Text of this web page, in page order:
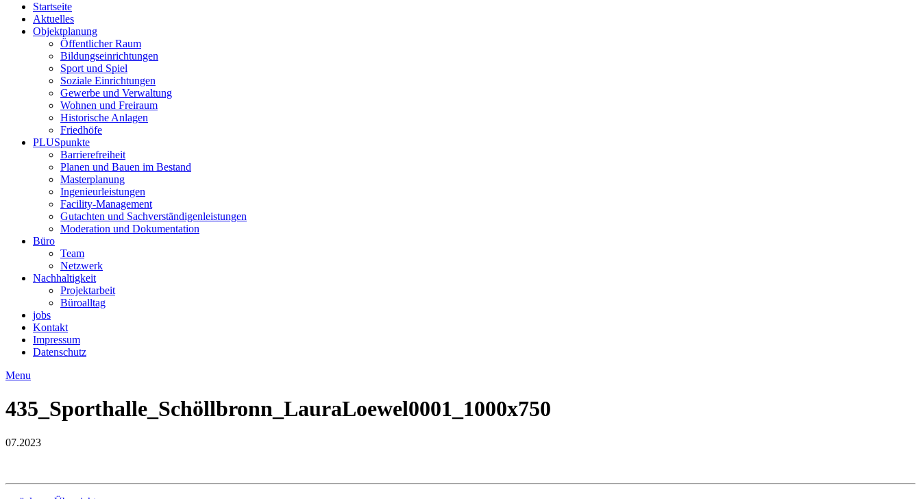
Startseite
Aktuelles
Objektplanung
Öffentlicher Raum
Bildungseinrichtungen
Sport und Spiel
Soziale Einrichtungen
Gewerbe und Verwaltung
Wohnen und Freiraum
Historische Anlagen
Friedhöfe
PLUSpunkte
Barrierefreiheit
Planen und Bauen im Bestand
Masterplanung
Ingenieurleistungen
Facility-Management
Gutachten und Sachverständigenleistungen
Moderation und Dokumentation
Büro
Team
Netzwerk
Nachhaltigkeit
Projektarbeit
Büroalltag
jobs
Kontakt
Impressum
Datenschutz
Menu
435_Sporthalle_Schöllbronn_LauraLoewel0001_1000x750
07.2023